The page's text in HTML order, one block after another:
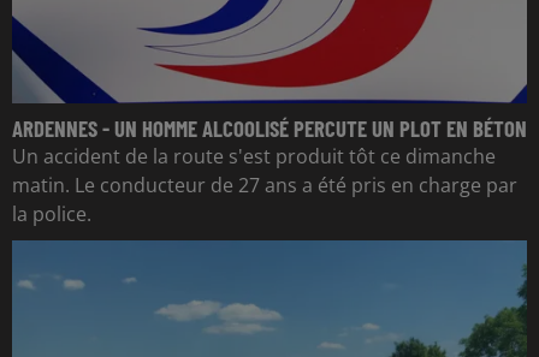
ARDENNES - UN HOMME ALCOOLISÉ PERCUTE UN PLOT EN BÉTON
Un accident de la route s'est produit tôt ce dimanche
matin. Le conducteur de 27 ans a été pris en charge par
la police.